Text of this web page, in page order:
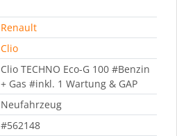
Renault
Clio
Clio TECHNO Eco-G 100 #Benzin
+ Gas #inkl. 1 Wartung & GAP
Neufahrzeug
#562148